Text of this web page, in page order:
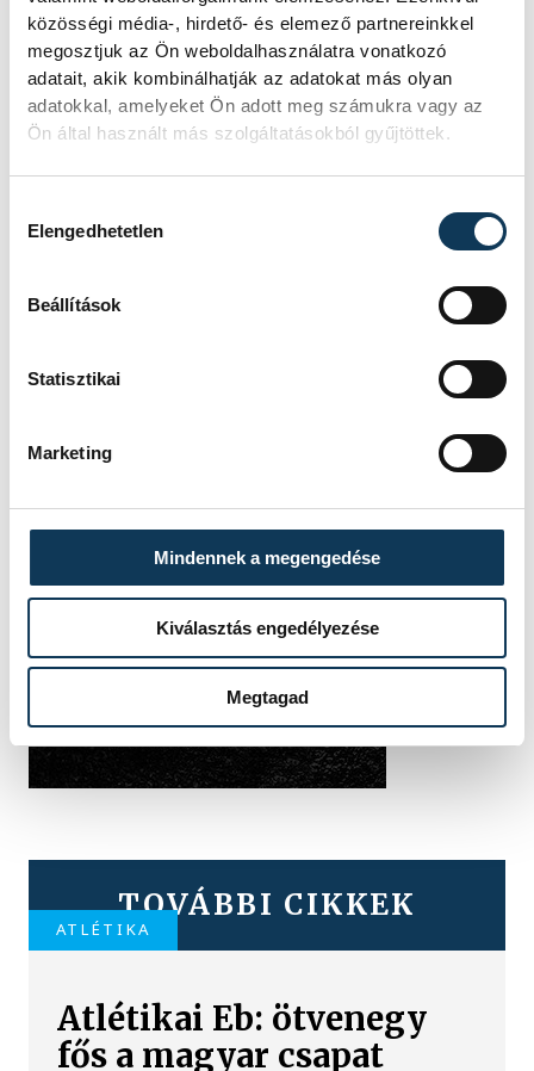
közösségi média-, hirdető- és elemező partnereinkkel
megosztjuk az Ön weboldalhasználatra vonatkozó
adatait, akik kombinálhatják az adatokat más olyan
adatokkal, amelyeket Ön adott meg számukra vagy az
Ön által használt más szolgáltatásokból gyűjtöttek.
Elengedhetetlen
Beállítások
Statisztikai
Marketing
Mindennek a megengedése
Kiválasztás engedélyezése
Megtagad
TOVÁBBI CIKKEK
ATLÉTIKA
Atlétikai Eb: ötvenegy
fős a magyar csapat